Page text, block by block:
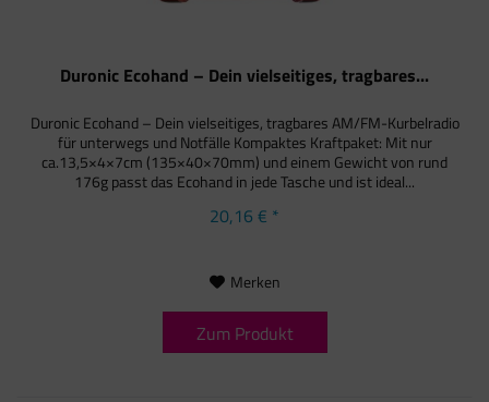
Duronic Ecohand – Dein vielseitiges, tragbares...
Duronic Ecohand – Dein vielseitiges, tragbares AM/FM-Kurbelradio
für unterwegs und Notfälle Kompaktes Kraftpaket: Mit nur
ca.13,5×4×7cm (135×40×70mm) und einem Gewicht von rund
176g passt das Ecohand in jede Tasche und ist ideal...
20,16 € *
Merken
Zum Produkt